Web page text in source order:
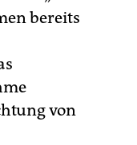
bereits
von